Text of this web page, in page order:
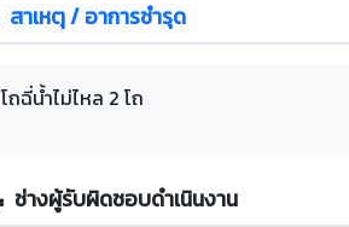
สาเหตุ / อาการชำรุด
โถฉี่น้ำไม่ไหล 2 โถ
ช่างผู้รับผิดชอบดำเนินงาน